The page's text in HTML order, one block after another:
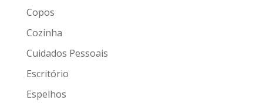
Copos
Cozinha
Cuidados Pessoais
Escritório
Espelhos